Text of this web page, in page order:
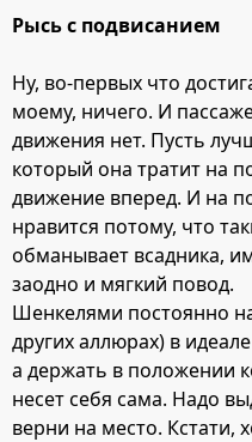
Рысь с подвисанием
Ну, во-первых что
моему, ничего. И
движения нет. Пусть
который она тратит на
движение вперед. И на
нравится потому, что
обманывает всадника,
заодно и мягкий повод.
Шенкелями постоянно
других аллюрах) в
а держать в положении
несет себя сама. Надо
верни на место. Кстати,